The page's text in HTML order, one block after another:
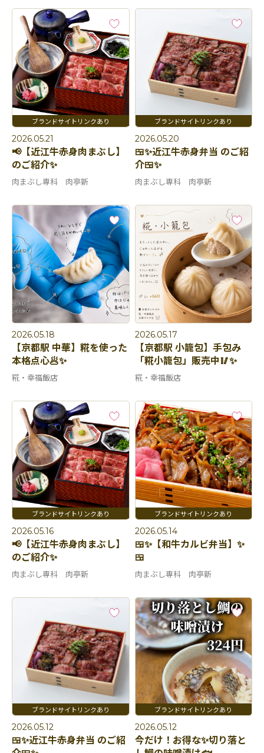
2026.05.21
📢【近江牛赤身肉まぶし】
のご紹介✨
肉まぶし専科 肉亭新
2026.05.20
🍱✨近江牛赤身弁当 のご紹
介🍱✨
肉まぶし専科 肉亭新
2026.05.18
【京都駅 中華】糀を使った
本格点心🥟✨
糀・幸福飯店
2026.05.17
【京都駅 小籠包】手包み
「糀小籠包」販売中🥢✨
糀・幸福飯店
2026.05.16
📢【近江牛赤身肉まぶし】
のご紹介✨
肉まぶし専科 肉亭新
2026.05.14
🍱✨【和牛カルビ弁当】✨
🍱
肉まぶし専科 肉亭新
2026.05.12
🍱✨近江牛赤身弁当 のご紹
2026.05.12
今だけ！お得な✨切り落と